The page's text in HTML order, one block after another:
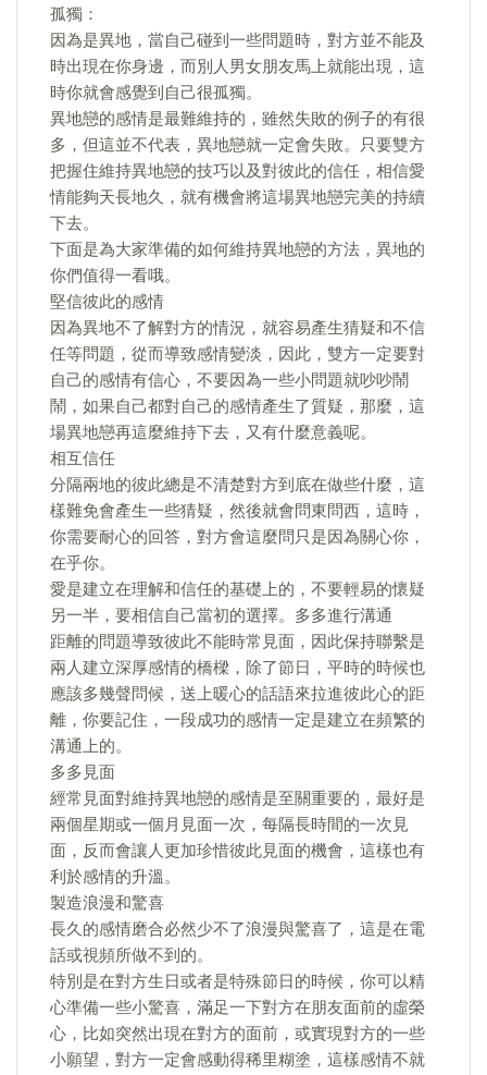
孤獨：
因為是異地，當自己碰到一些問題時，對方並不能及
時出現在你身邊，而別人男女朋友馬上就能出現，這
時你就會感覺到自己很孤獨。
異地戀的感情是最難維持的，雖然失敗的例子的有很
多，但這並不代表，異地戀就一定會失敗。只要雙方
把握住維持異地戀的技巧以及對彼此的信任，相信愛
情能夠天長地久，就有機會將這場異地戀完美的持續
下去。
下面是為大家準備的如何維持異地戀的方法，異地的
你們值得一看哦。
堅信彼此的感情
因為異地不了解對方的情況，就容易產生猜疑和不信
任等問題，從而導致感情變淡，因此，雙方一定要對
自己的感情有信心，不要因為一些小問題就吵吵鬧
鬧，如果自己都對自己的感情產生了質疑，那麼，這
場異地戀再這麼維持下去，又有什麼意義呢。
相互信任
分隔兩地的彼此總是不清楚對方到底在做些什麼，這
樣難免會產生一些猜疑，然後就會問東問西，這時，
你需要耐心的回答，對方會這麼問只是因為關心你，
在乎你。
愛是建立在理解和信任的基礎上的，不要輕易的懷疑
另一半，要相信自己當初的選擇。多多進行溝通
距離的問題導致彼此不能時常見面，因此保持聯繫是
兩人建立深厚感情的橋樑，除了節日，平時的時候也
應該多幾聲問候，送上暖心的話語來拉進彼此心的距
離，你要記住，一段成功的感情一定是建立在頻繁的
溝通上的。
多多見面
經常見面對維持異地戀的感情是至關重要的，最好是
兩個星期或一個月見面一次，每隔長時間的一次見
面，反而會讓人更加珍惜彼此見面的機會，這樣也有
利於感情的升溫。
製造浪漫和驚喜
長久的感情磨合必然少不了浪漫與驚喜了，這是在電
話或視頻所做不到的。
特別是在對方生日或者是特殊節日的時候，你可以精
心準備一些小驚喜，滿足一下對方在朋友面前的虛榮
心，比如突然出現在對方的面前，或實現對方的一些
小願望，對方一定會感動得稀里糊塗，這樣感情不就